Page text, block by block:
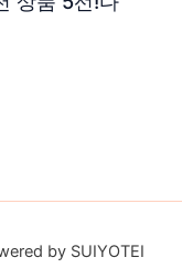
by SUIYOTEI